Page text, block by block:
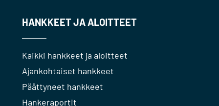
HANKKEET JA ALOITTEET
Kaikki hankkeet ja aloitteet
Ajankohtaiset hankkeet
Päättyneet hankkeet
Hankeraportit